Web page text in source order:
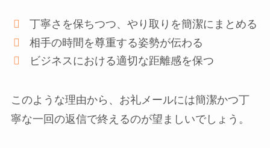
丁寧さを保ちつつ、やり取りを簡潔にまとめる
相手の時間を尊重する姿勢が伝わる
ビジネスにおける適切な距離感を保つ
このような理由から、お礼メールには簡潔かつ丁
寧な一回の返信で終えるのが望ましいでしょう。